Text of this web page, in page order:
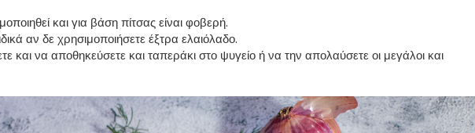
και για βάση πίτσας είναι φοβερή.
αν δε χρησιμοποιήσετε έξτρα ελαιόλαδο.
και να αποθηκεύσετε και ταπεράκι στο ψυγείο ή να την απολαύσετε οι μεγάλοι και